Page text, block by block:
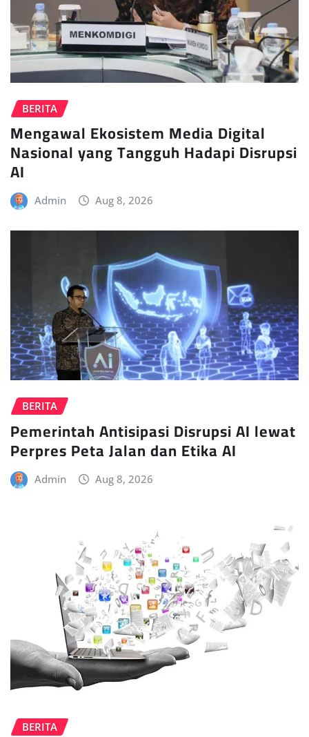
BERITA
Mengawal Ekosistem Media Digital
Nasional yang Tangguh Hadapi Disrupsi
AI
Admin Aug 8, 2026
BERITA
Pemerintah Antisipasi Disrupsi AI lewat
Perpres Peta Jalan dan Etika AI
Admin Aug 8, 2026
BERITA